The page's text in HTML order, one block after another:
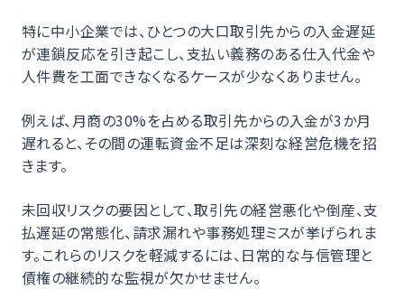
特に中小企業では、ひとつの大口取引先からの入金遅延
が連鎖反応を引き起こし、支払い義務のある仕入代金や
人件費を工面できなくなるケースが少なくありません。
例えば、月商の30%を占める取引先からの入金が3か月
遅れると、その間の運転資金不足は深刻な経営危機を招
きます。
未回収リスクの要因として、取引先の経営悪化や倒産、支
払遅延の常態化、請求漏れや事務処理ミスが挙げられま
す。これらのリスクを軽減するには、日常的な与信管理と
債権の継続的な監視が欠かせません。